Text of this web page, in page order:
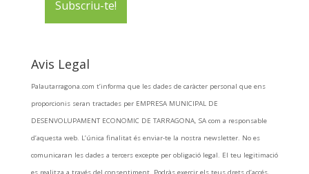
Avis Legal
Palautarragona.com t’informa que les dades de caràcter personal que ens
proporcionis seran tractades per EMPRESA MUNICIPAL DE
DESENVOLUPAMENT ECONOMIC DE TARRAGONA, SA com a responsable
d’aquesta web. L’única finalitat és enviar-te la nostra newsletter. No es
comunicaran les dades a tercers excepte per obligació legal. El teu legitimació